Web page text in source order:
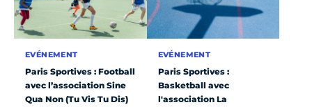
EVÉNEMENT
Paris Sportives : Football
avec l’association Sine
Qua Non (Tu Vis Tu Dis)
EVÉNEMENT
Paris Sportives :
Basketball avec
l'association La